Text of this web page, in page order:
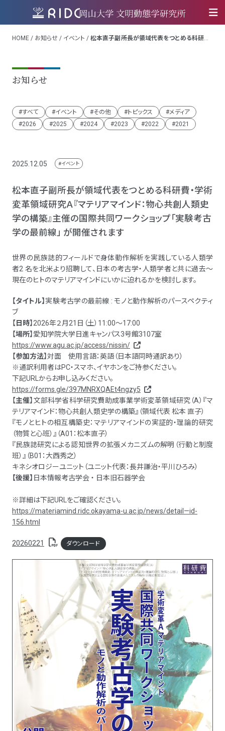
HOME / お知らせ / イベント / 松本直子副所長が領域代表をつとめる科研費・
お知らせ
すべて イベント その他 トピックス
メディア
2026
2025 2024 2023 2022 2021
2025.12.05 イベント
松本直子副所長が領域代表をつとめる科研費・学術
変革領域研究Ａ『マテリアマインド：物心共創人類史
学の構築』主催の国際共同ワークショップ「実験考古
学の最前線」 が開催されます
世界の民族誌的フィールドで身体動作解析を実践している人類学
者2 名を北米より招聘して、日本の考古学・人類学者と共に過去～
現在のヒトのマテリアマインドにいかに迫れるかを検討します。
【タイトル】 実験考古学の最前線 : モノと動作解析のパースペクティ
ブ
【 日時】2026年２月21日（土）11:00～17:00
【場所】愛知学院大学日進キャンパス3号館3107室
https://www.agu.ac.jp/access/nissin/
【参加方法】対面 使用言語：英語（日本語同時通訳あり）
※通訳利用者はPC・スマホ、イヤホンをご持参ください。
下記URLからお申し込みください。
https://forms.gle/397MNRXQAEt4ngzy5
【主催】文部科学省科学研究費助成事業学術変革領域研究（A）『マ
テリアマインド：物心共創人類史学の構築』（領域代表 松本 直子）
『モノとヒトの相互構築史：マテリアマインドの実証的・理論的研究
（物質と心班）』（A01：松本直子）
『民族誌研究による認知世界の拡張メカニズムの解明（行動と制度
班）』（B01：大西秀之）
キネシオロジーユニット（ユニット代表：長井謙治・平川ひろみ）
【後援】 日本情報考古学会 ・ 日本旧石器学会
※詳細は下記URLをご確認ください。
https://materiamind.ridc.okayama-u.ac.jp/news/detail—id-
156.html
20260221 ダウンロード